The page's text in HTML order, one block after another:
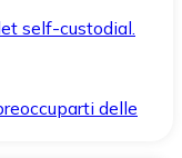
self-custodial.
delle